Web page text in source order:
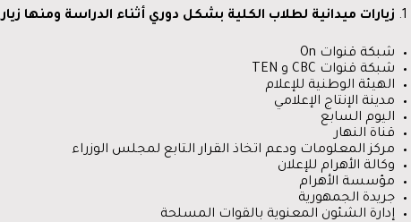
زيارات ميدانية لطلاب الكلية بشكل دوري أثناء الدراسة ومنها
شبكة قنوات On
شبكة قنوات CBC و TEN
الهيئة الوطنية للإعلام
مدينة الإنتاج الإعلامي
اليوم السابع
قناة النهار
مركز المعلومات ودعم اتخاذ القرار التابع لمجلس الوزراء
وكالة الأهرام للإعلان
مؤسسة الأهرام
جريدة الجمهورية
إدارة الشئون المعنوية بالقوات المسلحة